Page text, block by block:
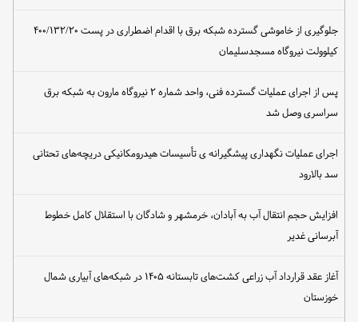
جلوگیری از خاموشی گسترده شبکه برق با اقدام اضطراری در پست ۴۰۰/۱۳۲/۲۰
کیلوولت نیروگاه مسجدسلیمان
پس از اجرای عملیات گسترده فنی، واحد شماره ۲ نیروگاه مارون به شبکه برق
سراسری وصل شد
اجرای عملیات نگهداری پیشگیرانه ی تأسیسات هیدرومکانیکی دریچه‌های تحتانی
سد بالارود
افزایش حجم انتقال آب به آبادان، خرمشهر و شادگان با استقلال کامل خطوط
آبرسانی غدیر
آغاز عقد قرارداد آب زراعی کشت‌های تابستانه ۱۴۰۵ در شبکه‌های آبیاری شمال
خوزستان